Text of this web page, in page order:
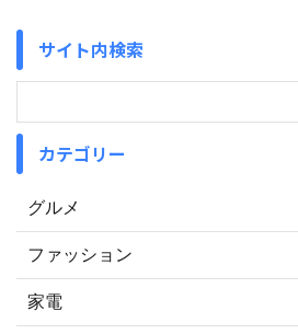
サイト内検索
カテゴリー
グルメ
ファッション
家電